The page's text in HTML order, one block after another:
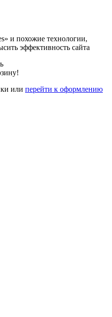
и похожие технологии,
эффективность сайта
или перейти к оформлению